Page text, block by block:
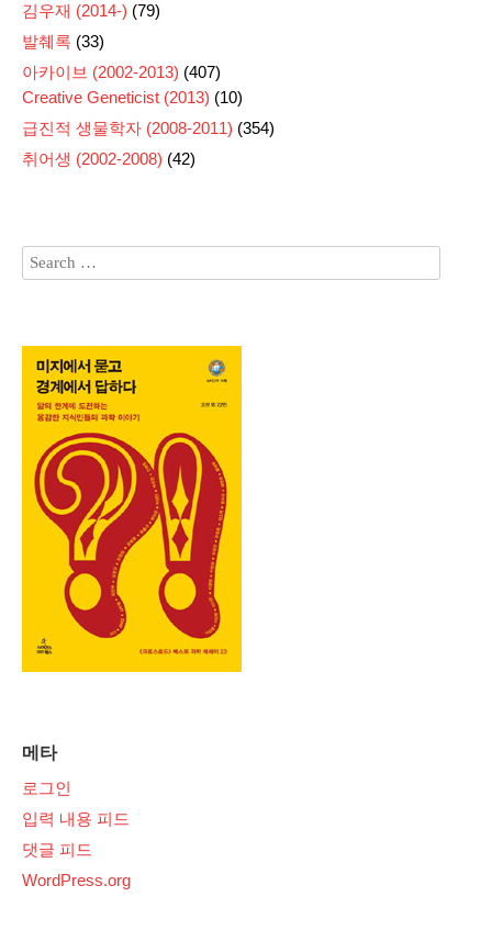
김우재 (2014-) (79)
발췌록 (33)
아카이브 (2002-2013) (407)
Creative Geneticist (2013) (10)
급진적 생물학자 (2008-2011) (354)
취어생 (2002-2008) (42)
메타
로그인
입력 내용 피드
댓글 피드
WordPress.org